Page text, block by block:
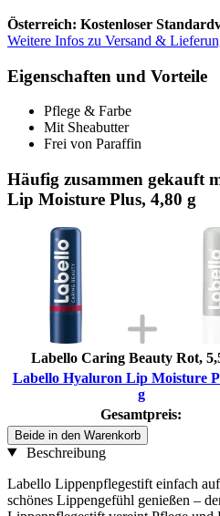
Österreich: Kostenloser
Weitere Infos zu Versand &
Eigenschaften und Vorteile
Pflege & Farbe
Mit Sheabutter
Frei von Paraffin
Häufig zusammen gekauft
Lip Moisture Plus, 4,80 g
Labello Caring Beauty Rot,
Labello Hyaluron Lip Moisture
g
Gesamtpreis:
Beide in den Warenkorb
Beschreibung
Labello Lippenpflegestift einfach
schönes Lippengefühl genießen –